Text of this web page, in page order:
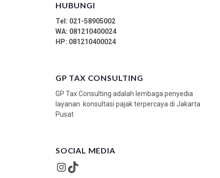
HUBUNGI
Tel: 021-58905002
WA: 081210400024
HP: 081210400024
GP TAX CONSULTING
GP Tax Consulting adalah lembaga penyedia
layanan konsultasi pajak terpercaya di Jakarta
Pusat
SOCIAL MEDIA
InstagramTikTok